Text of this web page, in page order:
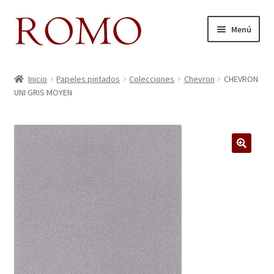
Ir
Ir
al
Menú
Aviso legal
Blog
Carrito
Colecciones
Contacto
Donde Estamos
Inicio Papeles pintados Colecciones Chevron
CHEVRON
UNI GRIS MOYEN